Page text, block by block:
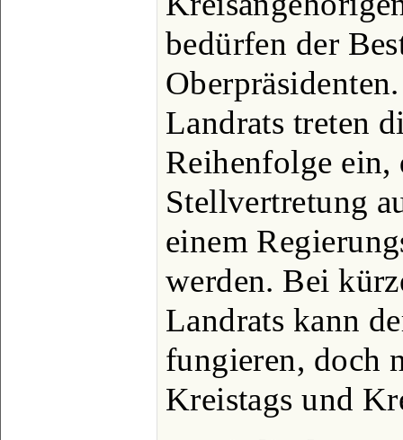
bedürfen der
Landrats treten
Reihenfolge ein,
Stellvertretung
einem
werden. Bei
Landrats kann
fungieren, doch
Kreistags und